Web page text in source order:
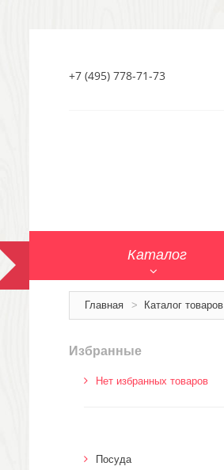
+7 (495) 778-71-73
Каталог
Главная > Каталог товаров
Избранные
Нет избранных товаров
Посуда